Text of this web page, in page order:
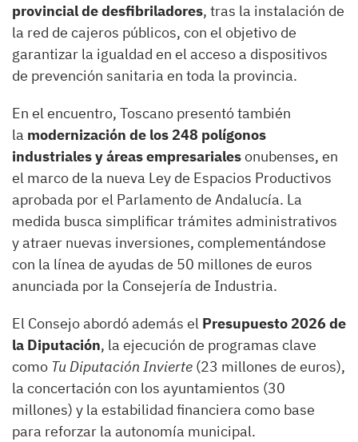
provincial de desfibriladores, tras la instalación de
la red de cajeros públicos, con el objetivo de
garantizar la igualdad en el acceso a dispositivos
de prevención sanitaria en toda la provincia.
En el encuentro, Toscano presentó también
la modernización de los 248 polígonos
industriales y áreas empresarialesonubenses, en
el marco de la nueva Ley de Espacios Productivos
aprobada por el Parlamento de Andalucía. La
medida busca simplificar trámites administrativos
y atraer nuevas inversiones, complementándose
con la línea de ayudas de 50 millones de euros
anunciada por la Consejería de Industria.
El Consejo abordó además el Presupuesto 2026 de
la Diputación, la ejecución de programas clave
como Tu Diputación Invierte (23 millones de euros),
la concertación con los ayuntamientos (30
millones) y la estabilidad financiera como base
para reforzar la autonomía municipal.